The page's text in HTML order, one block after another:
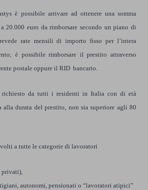
è possibile arrivare ad ottenere una somma
20.000 euro da rimborsare secondo un piano di
rate mensili di importo fisso per l’intera
è possibile rimborsare il prestito attraverso
postale oppure il RID bancario.
richiesto da tutti i residenti in Italia con di età
alla durata del prestito, non sia superiore agli 80
a tutte le categorie di lavoratori
autonomi, pensionati o “lavoratori atipici”